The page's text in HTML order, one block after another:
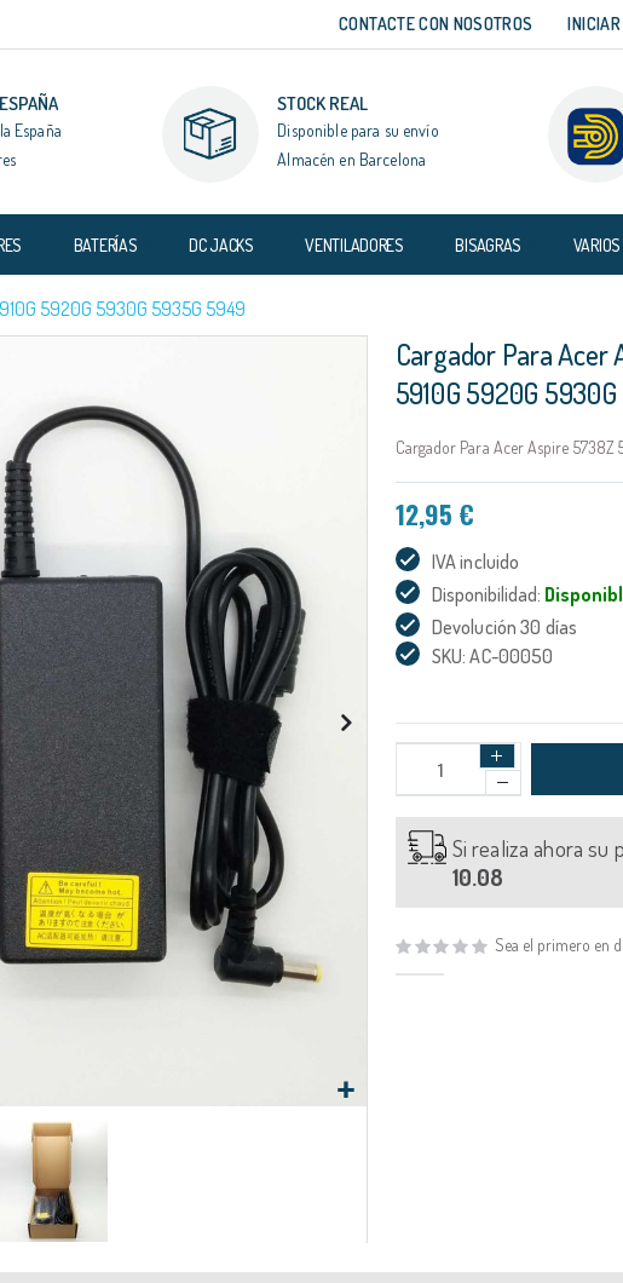
CONTACTE CON NOSOTROS
España
STOCK REAL
Disponible para su envío
Almacén en Barcelona
BATERÍAS DC JACKS VENTILADORES BISAGRAS VARIOS
5920G 5930G 5935G 5949
Cargador Para Acer
5910G 5920G
Cargador Para Acer Aspire 5738Z
12,95 €
IVA incluido
Disponibilidad:
Devolución 30 días
SKU: AC-00050
Si realiza ahora su
10.08
Sea el primero en